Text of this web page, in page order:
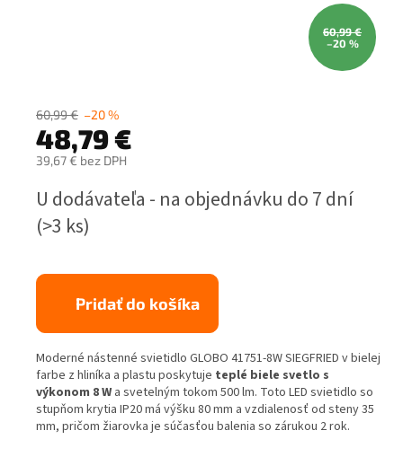
60,99 €
–20 %
60,99 € –20 %
48,79 €
39,67 € bez DPH
cena:
U dodávateľa - na objednávku do 7 dní
(>3 ks)
Pridať do košíka
Moderné nástenné svietidlo GLOBO 41751-8W SIEGFRIED v bielej
farbe z hliníka a plastu poskytuje teplé biele svetlo s
výkonom 8 W a svetelným tokom 500 lm. Toto LED svietidlo so
stupňom krytia IP20 má výšku 80 mm a vzdialenosť od steny 35
mm, pričom žiarovka je súčasťou balenia so zárukou 2 rok.